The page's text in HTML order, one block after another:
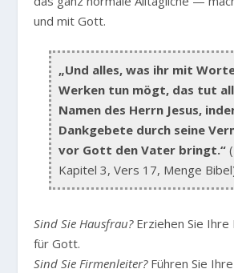
und mit Gott.
„Und alles, was ihr mit
Werken tun mögt, das tut
Namen des Herrn Jesus,
Dankgebete durch seine
vor Gott den Vater bringt.“
Kapitel 3, Vers 17, Menge
Sind Sie Hausfrau?Erziehen Sie Ihre
für Gott.
Sind Sie Firmenleiter?Führen Sie